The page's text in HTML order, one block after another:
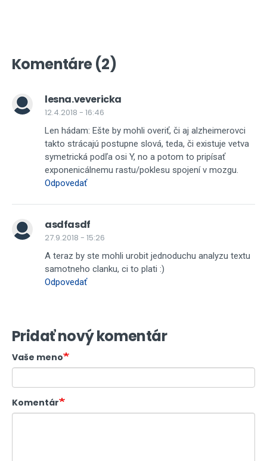
Komentáre (2)
lesna.vevericka
12.4.2018 - 16:46
Len hádam: Ešte by mohli overiť, či aj alzheimerovci
takto strácajú postupne slová, teda, či existuje vetva
symetrická podľa osi Y, no a potom to pripísať
exponenicálnemu rastu/poklesu spojení v mozgu.
Odpovedať
asdfasdf
27.9.2018 - 15:26
A teraz by ste mohli urobit jednoduchu analyzu textu
samotneho clanku, ci to plati :)
Odpovedať
Pridať nový komentár
Vaše meno
Komentár